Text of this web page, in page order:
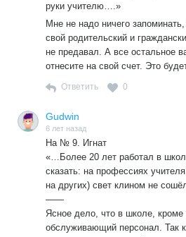
руки учителю….»
Мне не надо ничего
свой родительский и
не предавал. А все остальное
отнесите на свой счет. Это
Ответить 0
Gudwin
6 лет назад
На № 9. Игнат
«…Более 20 лет работал в
сказать: на профессиях
на других) свет клином не
——
Ясное дело, что в школе, кроме
обслуживающий персонал. Так